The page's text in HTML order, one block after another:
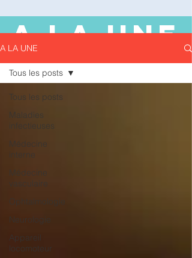
A LA UNE
A LA UNE
Tous les posts
Maladies
infectieuses
Médecine
interne
Médecine
vasculaire
Ophtalmologie
Neurologie
Appareil
locomoteur
Tous les posts